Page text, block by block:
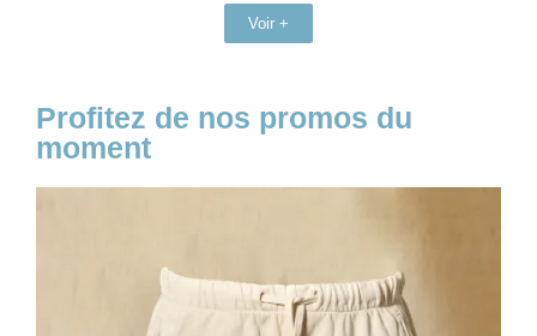
Voir +
Profitez de nos promos du
moment